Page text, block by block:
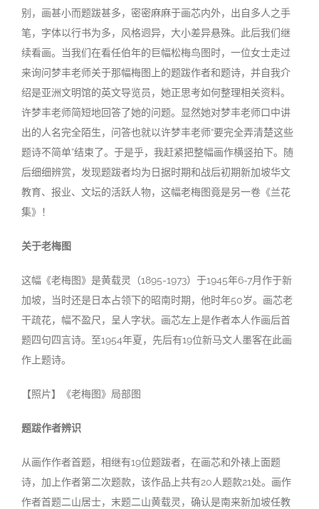
别，画甚小而题跋甚多，密密麻麻于画芯内外，出自多人之手
笔，字体以行书为多，风格迥异，大小差异悬殊。此后我们继
续看画。当我们在看任伯年的巨幅松梅鸟图时，一位女士走过
来询问梦丰老师关于那幅梅图上的题跋作者和题诗，并自我介
绍是亚洲文明馆的英文导览员，她正思考如何整理相关资料。
许梦丰老师简短地回答了她的问题。显然她对梦丰老师口中讲
出的人名完全陌生，问答也就以许梦丰老师“要完全弄清楚这些
题诗不简单”结束了。于是乎，我赶紧把整幅画作横竖拍下。随
后细细辨赏，发现题跋者均为日据时期和战后初期新加坡华文
教育、报业、文坛的活跃人物，这幅老梅图竟是另一卷《兰花
集》！
关于老梅图
这幅《老梅图》是黄载灵（1895-1973）于1945年6-7月作于新
加坡，当时还是日本占领下的昭南时期，他时年50岁。画芯老
干疏花，幅不盈尺，呈人字状。画芯左上是作者本人作画后首
题四句四言诗。至1954年夏，先后有19位新马文人墨客在此画
作上题诗。
【照片】《老梅图》局部图
题跋作者辨识
从画作作者首题，相继有19位题跋者，在画芯和外裱上面题
诗，加上作者第二次题款，该作品上共有20人题款21处。画作
作者首题二山居士，末题二山黄载灵，确认是南来新加坡任教